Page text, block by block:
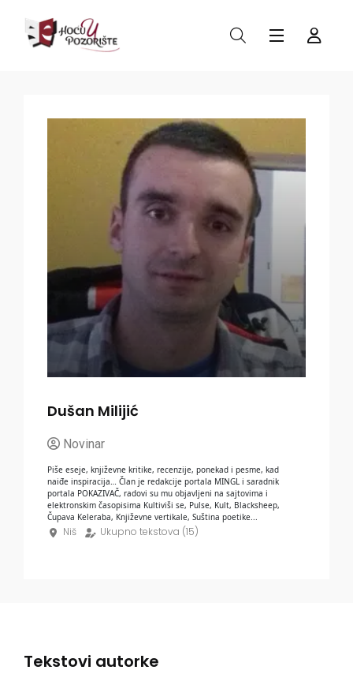
Dušan Milijić
Novinar
Piše eseje, književne kritike, recenzije, ponekad i pesme, kad
naiđe inspiracija… Član je redakcije portala MINGL i saradnik
portala POKAZIVAČ, radovi su mu objavljeni na sajtovima i
elektronskim časopisima Kultiviši se, Pulse, Kult, Blacksheep,
Čupava Keleraba, Književne vertikale, Suština poetike...
Niš Ukupno tekstova (15)
Tekstovi autorke